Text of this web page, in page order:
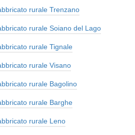
rurale Trenzano
rurale Soiano del Lago
rurale Tignale
rurale Visano
rurale Bagolino
rurale Barghe
rurale Leno